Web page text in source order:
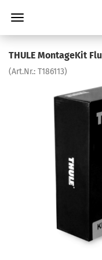
THULE MontageKit
(Art.Nr.: T186113)